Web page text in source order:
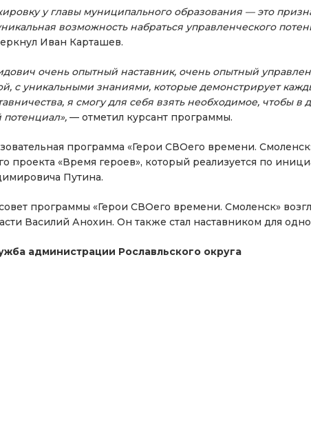
у главы муниципального образования — это
возможность набраться управленческого
Иван Карташев.
очень опытный наставник, очень опытный
с уникальными знаниями, которые демонстрирует
я смогу для себя взять необходимое, чтобы в
потенциал», — отметил курсант программы.
программа «Герои СВОего времени.
проекта «Время героев», который реализуется по
Путина.
программы «Герои СВОего времени. Смоленск»
Василий Анохин. Он также стал наставником для
администрации Рославльского округа